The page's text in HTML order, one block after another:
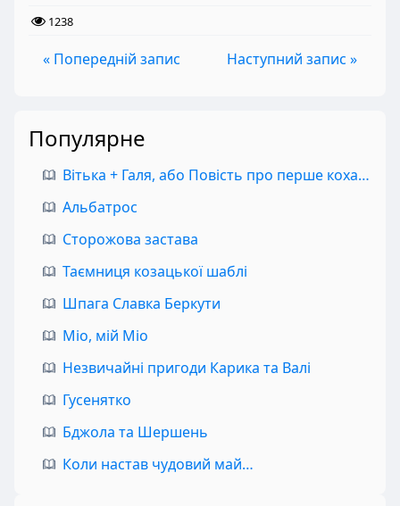
1238
« Попередній запис Наступний запис »
Популярне
Вітька + Галя, або Повість про перше кохання
Альбатрос
Сторожова застава
Таємниця козацької шаблі
Шпага Славка Беркути
Міо, мій Міо
Незвичайні пригоди Карика та Валі
Гусенятко
Бджола та Шершень
Коли настав чудовий май…